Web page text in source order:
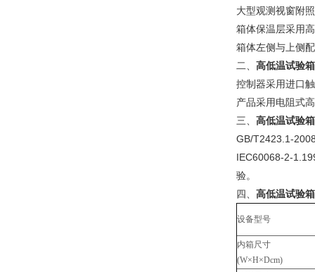
大型观测视窗附
箱体保温层采用
箱体左侧与上侧
二、 高低温试验
控制器采用进口
产品采用电阻式
三、 高低温试验
GB/T2423.1-
IEC60068-2-
验。
四、 高低温试验
设备型号
内箱尺寸
(W×H×Dcm)